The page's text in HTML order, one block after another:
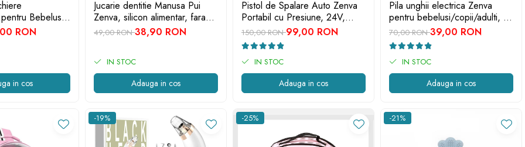
Bebelusi
RON
in cos
Jucarie dentitie Manusa Pui
Zenva, silicon alimentar, fara
BPA, 3-12 luni, Roz deschis
49,00 RON38,90 RON
IN STOC
Adauga in cos
Pistol de Spalare Auto Zenva
Portabil cu Presiune, 24V,
baterie, 35 Bar, Jet de Apa si
Spuma, Cu Valiza
150,00 RON99,00 RON
IN STOC
Adauga in cos
Pila unghii electrica Zenva
pentru bebelusi/copii/adulti, 6
capete de schimb, roz
70,00 RON39,00 RON
IN STOC
Adauga in cos
-19% -25% -21%